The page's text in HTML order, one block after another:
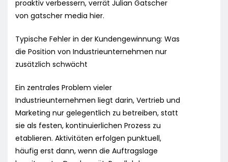
proaktiv verbessern, verrät Julian Gatscher
von gatscher media hier.
Typische Fehler in der Kundengewinnung: Was
die Position von Industrieunternehmen nur
zusätzlich schwächt
Ein zentrales Problem vieler
Industrieunternehmen liegt darin, Vertrieb und
Marketing nur gelegentlich zu betreiben, statt
sie als festen, kontinuierlichen Prozess zu
etablieren. Aktivitäten erfolgen punktuell,
häufig erst dann, wenn die Auftragslage